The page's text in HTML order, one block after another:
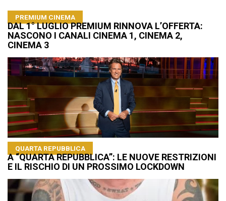
PREMIUM CINEMA
DAL 1° LUGLIO PREMIUM RINNOVA L’OFFERTA:
NASCONO I CANALI CINEMA 1, CINEMA 2,
CINEMA 3
QUARTA REPUBBLICA
A “QUARTA REPUBBLICA”: LE NUOVE RESTRIZIONI
E IL RISCHIO DI UN PROSSIMO LOCKDOWN